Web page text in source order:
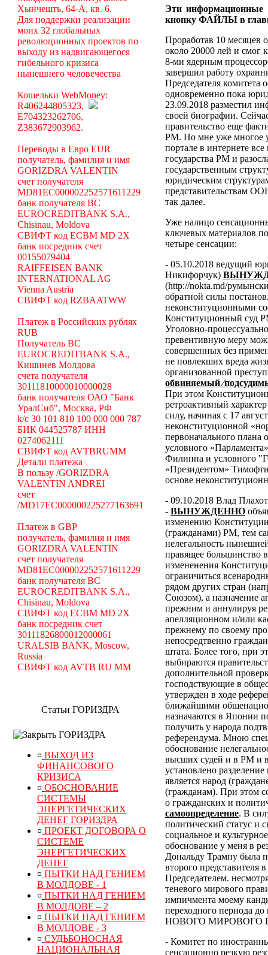
Хынчешть, 64-А, кв. 6.
Для поддержки реализации
моих 32 глобальных
революционных проектов по
выходу из надвигающегося
гибельного кризиса
нынешнего человечества
Кошельки WebMoney:
R406244805323,
E704323262706,
Z383672903962.
Переводы в Евро EUR
получатель, фамилия и имя
GORIZDRA VALENTIN
счет получателя
MD81EC000002252571611229
банк получателя BC
EUROCREDITBANK S.A.,
Chisinau, Moldova
СВИФТ код ECBM MD 2X
банк посредник счет
00155079404
RAIFFEISEN BANK
INTERNATIONAL AG
Vienna Austria
СВИФТ код RZBAATWW
Платеж в Российских рублях
RUB
Получатель BC
EUROCREDITBANK S.A.,
Кишинев Молдова
счета получателя
30111810000010000028
банк получателя ОАО "Банк
УралСиб", Москва, РФ
k/c 30 101 810 100 000 000 787
БИК 044525787 ИНН
0274062111
СВИФТ код AVTBRUMM
Детали платежа
В пользу /GORIZDRA
VALENTIN ANDREI
счет
/MD17EC000000225277163691
Платеж в GBP
получатель, фамилия и имя
GORIZDRA VALENTIN
счет получателя
MD81EC000002252571611229
банк получателя BC
EUROCREDITBANK S.A.,
Chisinau, Moldova
СВИФТ код ECBM MD 2X
банк посредник счет
30111826800012000061
URALSIB BANK, Moscow,
Russia
СВИФТ код AVTB RU MM
Статьи ГОРИЗДРА
ГОРИЗДРА
¤ ВЫХОД ИЗ
ФИНАНСОВОГО
КРИЗИСА
¤ ОБОСНОВАНИЕ
СИСТЕМЫ
ЭНЕРГЕТИЧЕСКИХ
ДЕНЕГ ГОРИЗДРА
¤ ПРОЕКТ ДОГОВОРА О
СИСТЕМЕ
ЭНЕРГЕТИЧЕСКИХ
ДЕНЕГ
¤ ПЫТКИ НАД ГЕНИЕМ
В МОЛДОВЕ - 1
¤ ПЫТКИ НАД ГЕНИЕМ
В МОЛДОВЕ – 2
¤ ПЫТКИ НАД ГЕНИЕМ
В МОЛДОВЕ - 3
¤ СУДЬБОНОСНАЯ
НАЦИОНАЛЬНАЯ
Эти информационные
кнопку ФАЙЛЫ в
Проработав 10 месяцев
около 20000 лей и смог
8-ми ядерным
завершил работу
Председателя комитета
одновременно пока
23.09.2018 разместил
своей биографии.
правительство еще
РМ. Но мне уже многое
портале в интернете
государства РМ и
государственным
юридическим
представительствам
так далее.
Уже налицо
ключевых материалов
четыре сенсации:
- 05.10.2018 ведущий
Никифорчук)
(http://nokta.md/
обратной силы
неконституционными
Конституционный суд
Уголовно-
превентивную меру
совершенных без
не повлекших вреда
организованной
обвиняемый
При этом
ретроактивный
силу, начиная с 17
неконституционной
первоначального плана
условного
Филиппа и условного
«Президентом»
основе
- 09.10.2018 Влад
- ВЫНУЖДЕННО
изменению
(гражданами) РМ, тем
нелегальность
правящее большинство
измененения
ограничиться
рядом других стран
Союзом), а назначение
прежним и аннулируя
апелляционном и/или
прежнему по своему
непосредтвенно
штата. Более того, при
выбираются
дополнительной
господствующие в
утвержден в ходе
ближайшими
назначаются в Японии
получить у народа
референдума. Мною
обоснование
высших судей и в РМ и
установлено
является народ
(гражданам). При этом
о гражданских и
самоопределение. В
политический статус и
социальное и
обоснование у меня в
Дональду Трампу была
второго представителя
Председателем.
теневого мирового
импичмента моему
переходного
НОВОГО МИРОВОГО
- Комитет по
сенсационно резкую